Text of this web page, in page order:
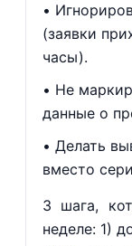
(заявки
часы).
Не
данные о
Делать
вместо
3 шага,
неделе: 1)